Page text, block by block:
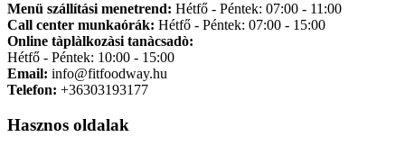
Menü szállítási menetrend: Hétfő - Péntek: 07:00 - 11:00
Call center munkaórák: Hétfő - Péntek: 07:00 - 15:00
Online tàplàlkozàsi tanàcsadò:
Hétfő - Péntek: 10:00 - 15:00
Email: info@fitfoodway.hu
Telefon: +36303193177
Hasznos oldalak